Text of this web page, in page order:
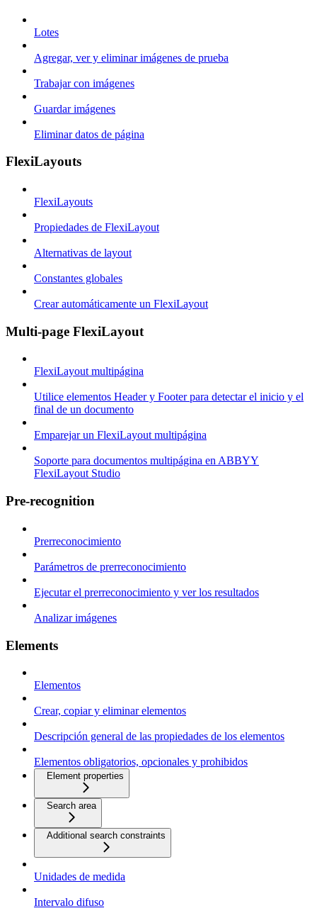
Lotes
Agregar, ver y eliminar imágenes de prueba
Trabajar con imágenes
Guardar imágenes
Eliminar datos de página
FlexiLayouts
FlexiLayouts
Propiedades de FlexiLayout
Alternativas de layout
Constantes globales
Crear automáticamente un FlexiLayout
Multi-page FlexiLayout
FlexiLayout multipágina
Utilice elementos Header y Footer para detectar el inicio y el
final de un documento
Emparejar un FlexiLayout multipágina
Soporte para documentos multipágina en ABBYY
FlexiLayout Studio
Pre-recognition
Prerreconocimiento
Parámetros de prerreconocimiento
Ejecutar el prerreconocimiento y ver los resultados
Analizar imágenes
Elements
Elementos
Crear, copiar y eliminar elementos
Descripción general de las propiedades de los elementos
Elementos obligatorios, opcionales y prohibidos
Element properties
Search area
Additional search constraints
Unidades de medida
Intervalo difuso